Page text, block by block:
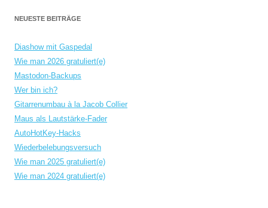
NEUESTE BEITRÄGE
Diashow mit Gaspedal
Wie man 2026 gratuliert(e)
Mastodon-Backups
Wer bin ich?
Gitarrenumbau à la Jacob Collier
Maus als Lautstärke-Fader
AutoHotKey-Hacks
Wiederbelebungsversuch
Wie man 2025 gratuliert(e)
Wie man 2024 gratuliert(e)